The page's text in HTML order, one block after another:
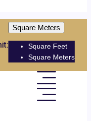
Square Meters
Square Feet
Square Meters